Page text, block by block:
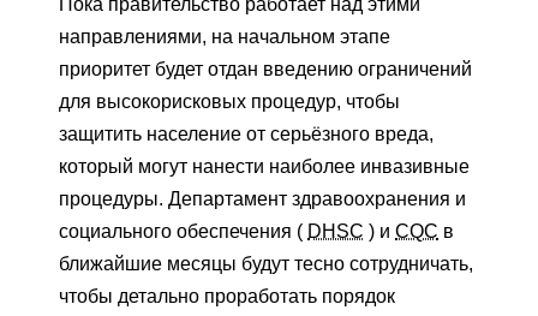
Пока правительство работает над этими
направлениями, на начальном этапе
приоритет будет отдан введению ограничений
для высокорисковых процедур, чтобы
защитить население от серьёзного вреда,
который могут нанести наиболее инвазивные
процедуры. Департамент здравоохранения и
социального обеспечения ( DHSC ) и CQC в
ближайшие месяцы будут тесно сотрудничать,
чтобы детально проработать порядок